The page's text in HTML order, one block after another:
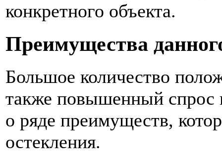
конкретного объекта.
Преимущества
Большое количество
также повышенный спрос
о ряде преимуществ,
остекления.